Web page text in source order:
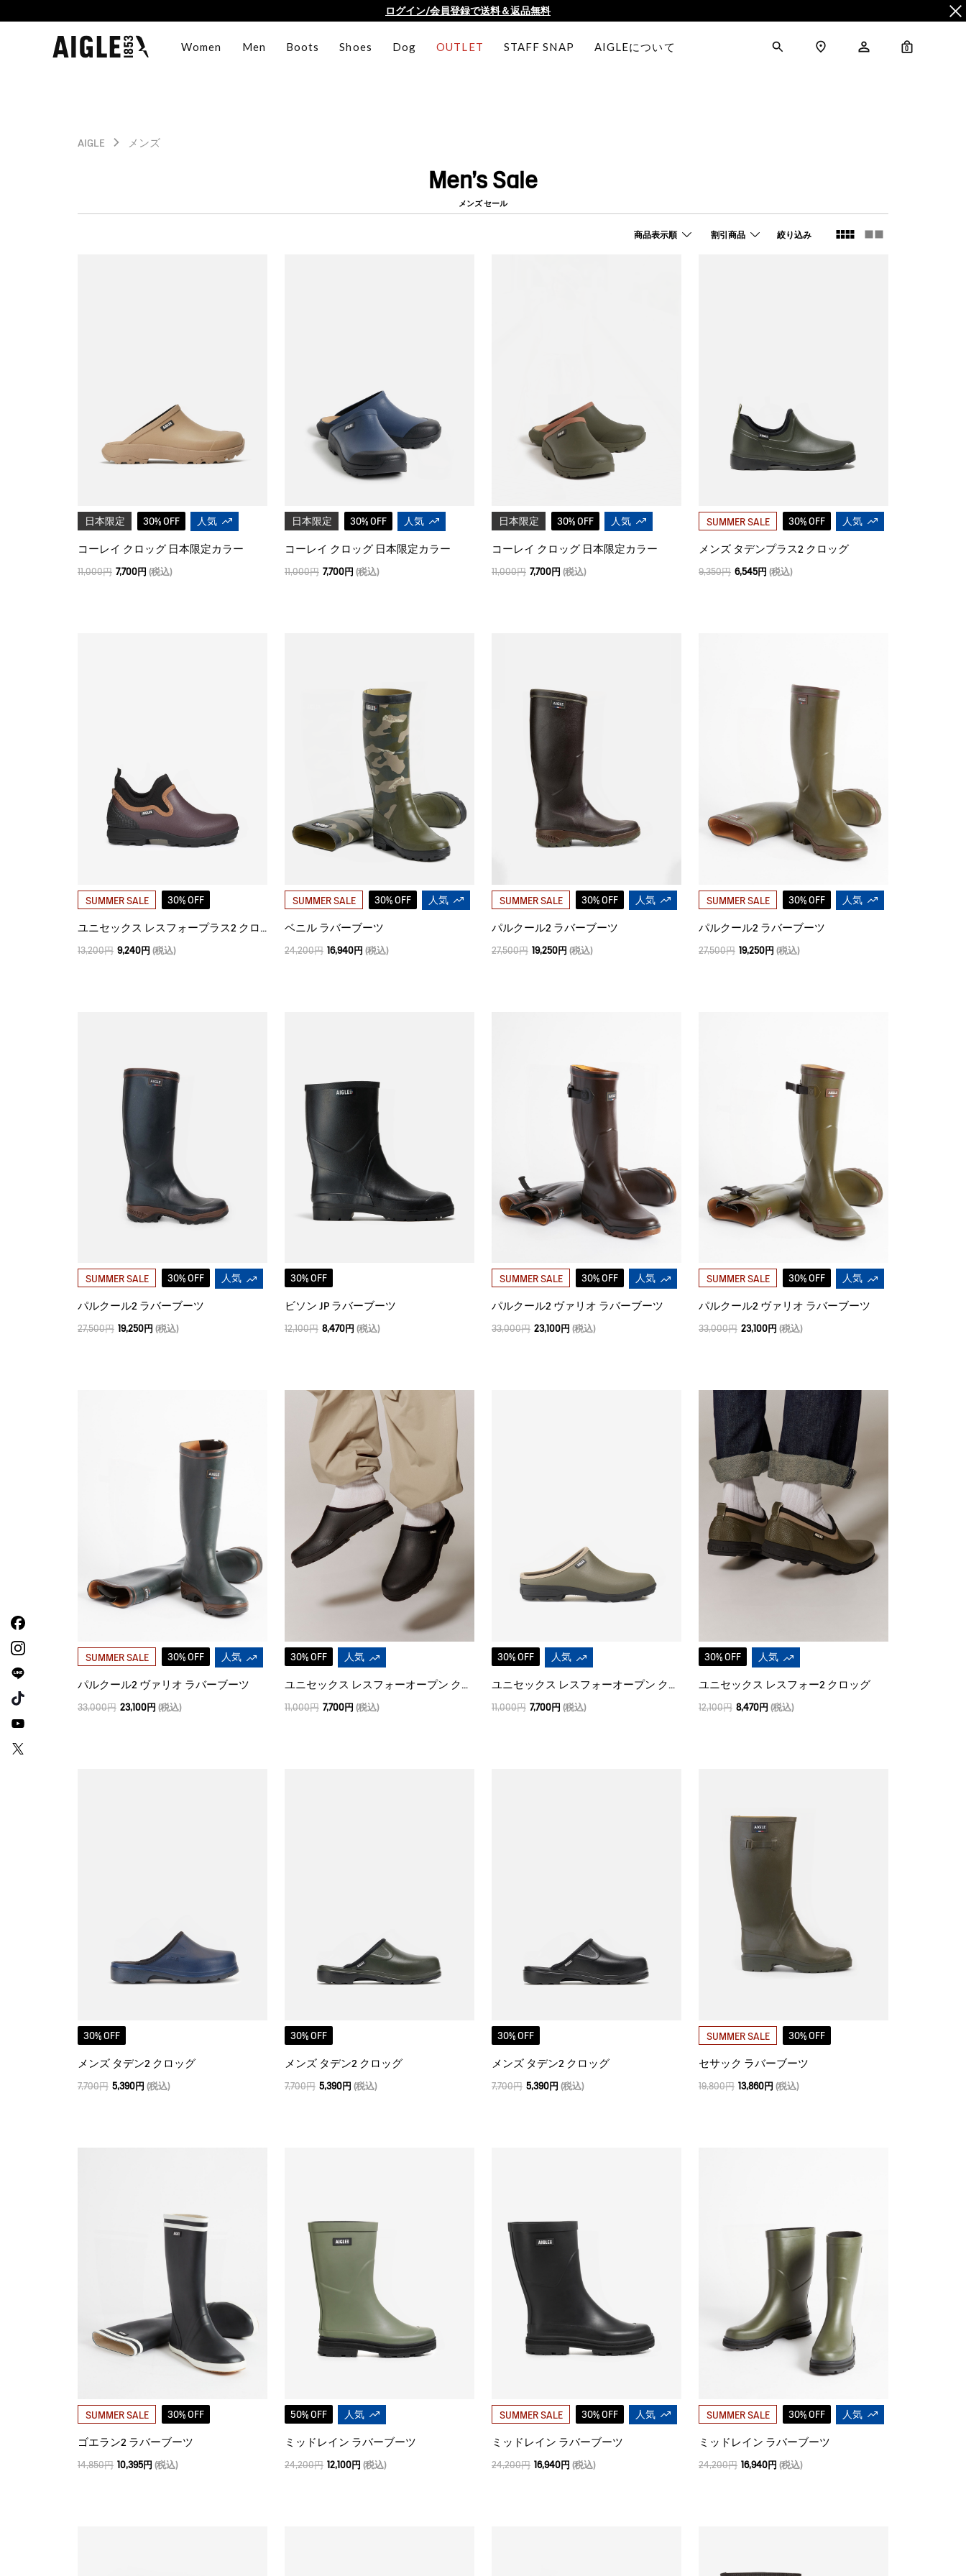
ログイン/会員登録で送料＆返品無料
【最大50%OFF】FINAL SALEがスタート！
Women Men Boots Shoes Dog OUTLET STAFF SNAP AIGLEについて 0
AIGLE メンズ
Men's Sale
メンズ セール
商品表示順 割引商品 絞り込み
日本限定 30% OFF 人気
コーレイ クロッグ 日本限定カラー
11,000円 7,700円 (税込)
日本限定 30% OFF 人気
コーレイ クロッグ 日本限定カラー
11,000円 7,700円 (税込)
日本限定 30% OFF 人気
コーレイ クロッグ 日本限定カラー
11,000円 7,700円 (税込)
SUMMER SALE 30% OFF 人気
メンズ タデンプラス2 クロッグ
9,350円 6,545円 (税込)
SUMMER SALE 30% OFF
ユニセックス レスフォープラス2 クロッグ
13,200円 9,240円 (税込)
SUMMER SALE 30% OFF 人気
ベニル ラバーブーツ
24,200円 16,940円 (税込)
SUMMER SALE 30% OFF 人気
パルクール2 ラバーブーツ
27,500円 19,250円 (税込)
SUMMER SALE 30% OFF 人気
パルクール2 ラバーブーツ
27,500円 19,250円 (税込)
SUMMER SALE 30% OFF 人気
パルクール2 ラバーブーツ
27,500円 19,250円 (税込)
30% OFF
ビソン JP ラバーブーツ
12,100円 8,470円 (税込)
SUMMER SALE 30% OFF 人気
パルクール2 ヴァリオ ラバーブーツ
33,000円 23,100円 (税込)
SUMMER SALE 30% OFF 人気
パルクール2 ヴァリオ ラバーブーツ
33,000円 23,100円 (税込)
SUMMER SALE 30% OFF 人気
パルクール2 ヴァリオ ラバーブーツ
33,000円 23,100円 (税込)
30% OFF 人気
ユニセックス レスフォーオープン クロッグ
11,000円 7,700円 (税込)
30% OFF 人気
ユニセックス レスフォーオープン クロッグ
11,000円 7,700円 (税込)
30% OFF 人気
ユニセックス レスフォー2 クロッグ
12,100円 8,470円 (税込)
30% OFF
メンズ タデン2 クロッグ
7,700円 5,390円 (税込)
30% OFF
メンズ タデン2 クロッグ
7,700円 5,390円 (税込)
30% OFF
メンズ タデン2 クロッグ
7,700円 5,390円 (税込)
SUMMER SALE 30% OFF
セサック ラバーブーツ
19,800円 13,860円 (税込)
SUMMER SALE 30% OFF
ゴエラン2 ラバーブーツ
14,850円 10,395円 (税込)
50% OFF 人気
ミッドレイン ラバーブーツ
24,200円 12,100円 (税込)
SUMMER SALE 30% OFF 人気
ミッドレイン ラバーブーツ
24,200円 16,940円 (税込)
SUMMER SALE 30% OFF 人気
ミッドレイン ラバーブーツ
24,200円 16,940円 (税込)